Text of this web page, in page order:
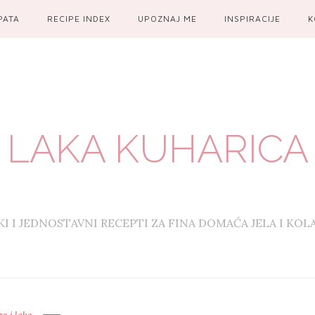
RECIPE INDEX UPOZNAJ ME INSPIRACIJE
LAKA KUHARICA
I JEDNOSTAVNI RECEPTI ZA FINA DOMAĆA JELA I